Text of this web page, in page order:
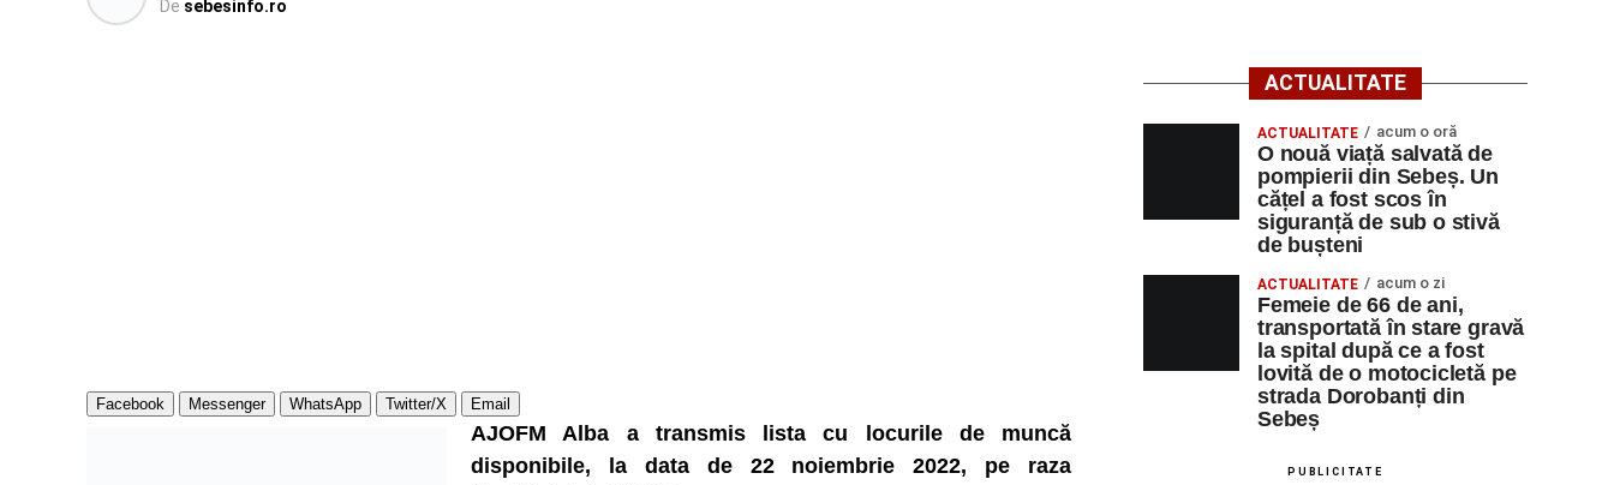
De sebesinfo.ro
Facebook Messenger WhatsApp Twitter/X Email
AJOFM Alba a transmis lista cu locurile de muncă
disponibile, la data de 22 noiembrie 2022, pe raza
ACTUALITATE
ACTUALITATE acum o oră
O nouă viață salvată de
pompierii din Sebeș. Un
cățel a fost scos în
siguranță de sub o stivă
de bușteni
ACTUALITATE acum o zi
Femeie de 66 de ani,
transportată în stare gravă
la spital după ce a fost
lovită de o motocicletă pe
strada Dorobanți din
Sebeș
PUBLICITATE